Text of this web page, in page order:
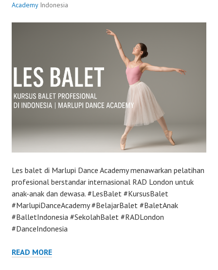
AcademyIndonesia
Les balet di Marlupi Dance Academy menawarkan pelatihan
profesional berstandar internasional RAD London untuk
anak-anak dan dewasa. #LesBalet #KursusBalet
#MarlupiDanceAcademy #BelajarBalet #BaletAnak
#BalletIndonesia #SekolahBalet #RADLondon
#DanceIndonesia
READ MORE